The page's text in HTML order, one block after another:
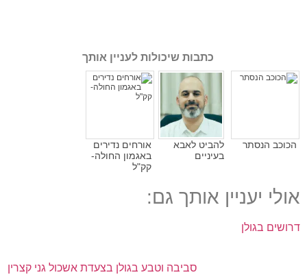
כתבות שיכולות לעניין אותך
הכוכב הנסתר
להביט לאבא
בעיניים
אורחים נדירים
באגמון החולה-
קק"ל
אולי יעניין אותך גם:
דרושים בגולן
סביבה וטבע בגולן בצעדת אשכול גני קצרין